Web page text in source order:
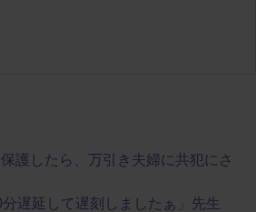
保護したら、万引き夫婦に共犯にさ
遅延して遅刻しましたぁ」先生